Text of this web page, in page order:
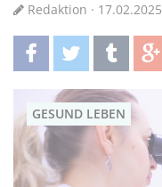
Redaktion · 17.02.2025
twittern teilen teilen
GESUND LEBEN